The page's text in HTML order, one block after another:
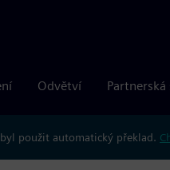
Odvětví
použit automatický překlad.